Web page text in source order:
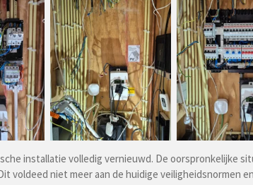
installatie volledig vernieuwd. De oorspronkelijke
voldeed niet meer aan de huidige veiligheidsnormen